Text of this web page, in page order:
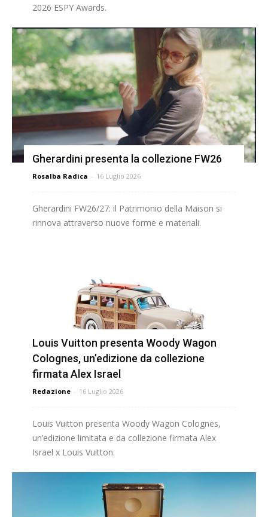
2026 ESPY Awards.
Gherardini presenta la collezione FW26
Rosalba Radica - 16 Luglio 2026
Gherardini FW26/27: il Patrimonio della Maison si
rinnova attraverso nuove forme e materiali.
Louis Vuitton presenta Woody Wagon
Colognes, un’edizione da collezione
firmata Alex Israel
Redazione - 16 Luglio 2026
Louis Vuitton presenta Woody Wagon Colognes,
un’edizione limitata e da collezione firmata Alex
Israel x Louis Vuitton.